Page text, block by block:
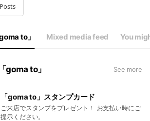
Posts
to」 Mixed media feed You
goma to」 See more
「goma to」スタンプカード
ご来店でスタンプをプレゼント！ お支払い時にご
提示ください。